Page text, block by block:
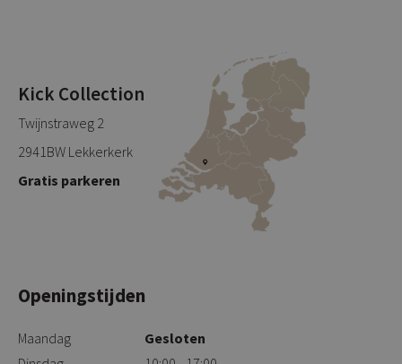
Kick Collection
Twijnstraweg 2
2941BW Lekkerkerk
Gratis parkeren
Openingstijden
Maandag
Gesloten